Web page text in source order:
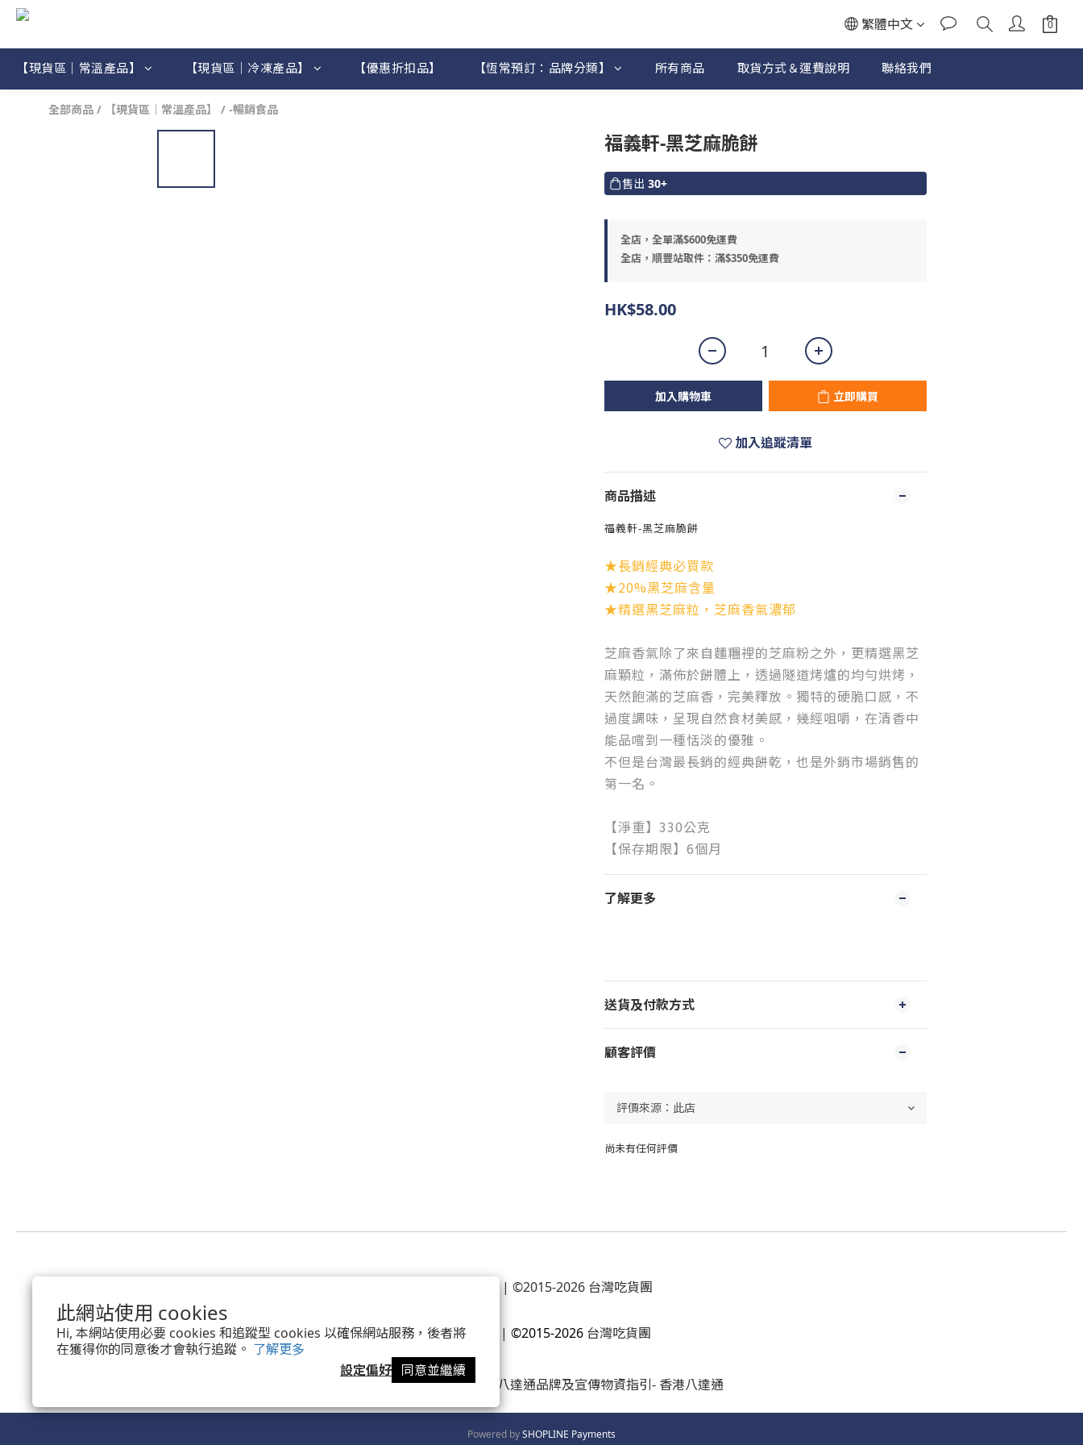
此網站使用 cookies
Hi, 本網站使用必要 cookies 和追蹤型 cookies 以確保網站服務，後者將
在獲得你的同意後才會執行追蹤。 了解更多
設定偏好 同意並繼續
繁體中文
【現貨區｜常溫產品】 【現貨區｜冷凍產品】 【優惠折扣品】 【恆常預訂：品牌分類】 所有商品 取貨方式＆運費說明 聯絡我們
全部商品 / 【現貨區｜常溫產品】 / -暢銷食品
福義軒-黑芝麻脆餅
售出 30+
全店，全單滿$600免運費
全店，順豐站取件：滿$350免運費
HK$58.00
加入購物車 立即購買
加入追蹤清單
商品描述
福義軒-黑芝麻脆餅
★長銷經典必買款
★20%黑芝麻含量
★精選黑芝麻粒，芝麻香氣濃郁
芝麻香氣除了來自麵糰裡的芝麻粉之外，更精選黑芝
麻顆粒，滿佈於餅體上，透過隧道烤爐的均勻烘烤，
天然飽滿的芝麻香，完美釋放。獨特的硬脆口感，不
過度調味，呈現自然食材美感，幾經咀嚼，在清香中
能品嚐到一種恬淡的優雅。
不但是台灣最長銷的經典餅乾，也是外銷市場銷售的
第一名。
【淨重】330公克
【保存期限】6個月
了解更多
送貨及付款方式
顧客評價
尚未有任何評價
| ©2015-2026 台灣吃貨團
隱私權政策 | ©2015-2026台灣吃貨團
Powered bySHOPLINE Payments